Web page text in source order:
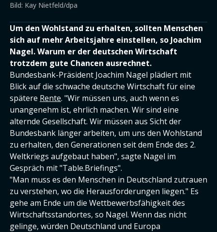
Bild: Kay Nietfeld/dpa
Um den Wohlstand zu erhalten, sollten Menschen
sich auf mehr Arbeitsjahre einstellen, so Joachim
Nagel. Warum er der deutschen Wirtschaft
trotzdem gute Chancen ausrechnet.
Bundesbank-Präsident Joachim Nagel plädiert mit
Blick auf die schwache deutsche Wirtschaft für eine
spätere Rente. "Wir müssen uns, auch wenn es
unangenehm ist, ehrlich machen. Wir sind eine
alternde Gesellschaft. Wir müssen aus Sicht der
Bundesbank länger arbeiten, um uns den Wohlstand
zu erhalten, den Generationen seit dem Ende des 2.
Weltkriegs aufgebaut haben", sagte Nagel im
Gespräch mit "Table.Briefings".
"Man muss es den Menschen in Deutschland zutrauen
zu verstehen, wo die Herausforderungen liegen." Es
gehe am Ende um die Wettbewerbsfähigkeit des
Wirtschaftsstandortes, so Nagel. Wenn das nicht
gelinge, würden Deutschland und Europa